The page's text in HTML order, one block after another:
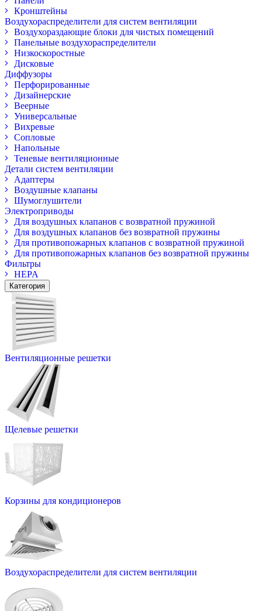
Кронштейны
Воздухораспределители для систем вентиляции
Воздухораздающие блоки для чистых помещений
Панельные воздухораспределители
Низкоскоростные
Дисковые
Диффузоры
Перфорированные
Дизайнерские
Веерные
Универсальные
Вихревые
Сопловые
Напольные
Теневые вентиляционные
Детали систем вентиляции
Адаптеры
Воздушные клапаны
Шумоглушители
Электроприводы
Для воздушных клапанов с возвратной пружиной
Для воздушных клапанов без возвратной пружины
Для противопожарных клапанов с возвратной пружиной
Для противопожарных клапанов без возвратной пружины
Фильтры
HEPA
Категория
Вентиляционные решетки
Щелевые решетки
Корзины для кондиционеров
Воздухораспределители для систем вентиляции